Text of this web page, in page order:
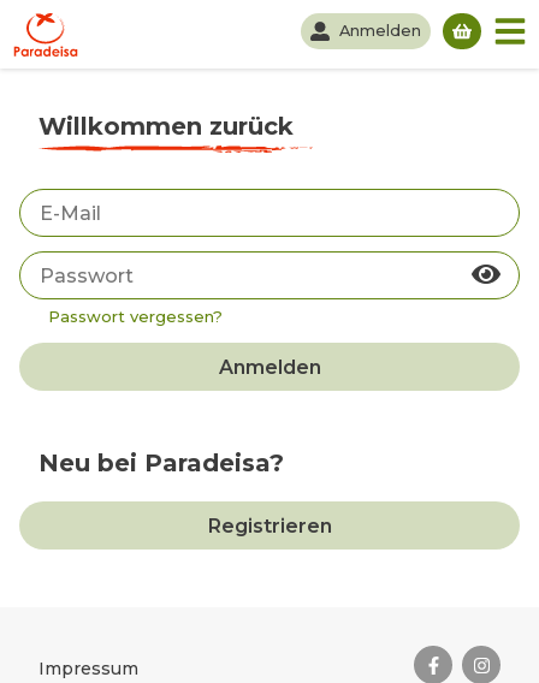
Anmelden
Willkommen zurück
Passwort vergessen?
Anmelden
Neu bei Paradeisa?
Registrieren
Rechtliches
Impressum